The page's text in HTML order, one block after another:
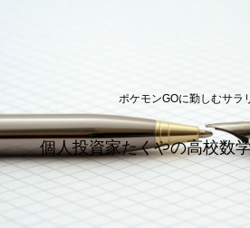
ポケモンGOに勤しむサラ
個人投資家たくやの高校数